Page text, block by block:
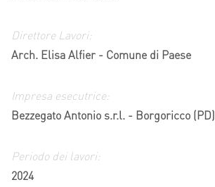
Direttore Lavori:
Arch. Elisa Alfier - Comune di Paese
Impresa esecutrice:
Bezzegato Antonio s.r.l. - Borgoricco (PD)
Periodo dei lavori:
2024